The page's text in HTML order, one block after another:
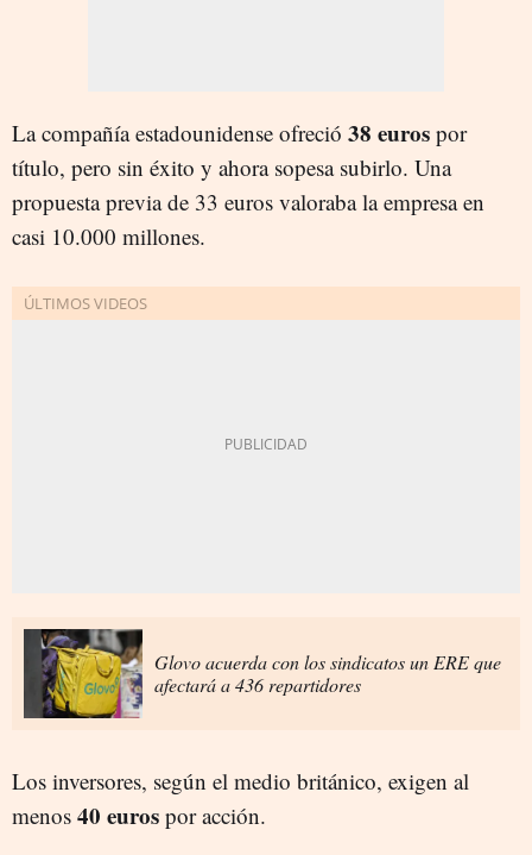
La compañía estadounidense ofreció 38 euros por
título, pero sin éxito y ahora sopesa subirlo. Una
propuesta previa de 33 euros valoraba la empresa en
casi 10.000 millones.
Glovo acuerda con los sindicatos un ERE que
afectará a 436 repartidores
Los inversores, según el medio británico, exigen al
menos 40 euros por acción.